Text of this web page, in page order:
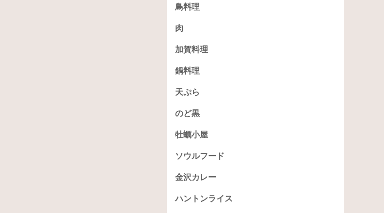
鳥料理
肉
加賀料理
鍋料理
天ぷら
のど黒
牡蠣小屋
ソウルフード
金沢カレー
ハントンライス